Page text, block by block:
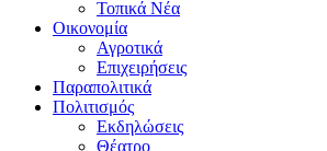
Τοπικά Νέα
Οικονομία
Αγροτικά
Επιχειρήσεις
Παραπολιτικά
Πολιτισμός
Εκδηλώσεις
Θέατρο